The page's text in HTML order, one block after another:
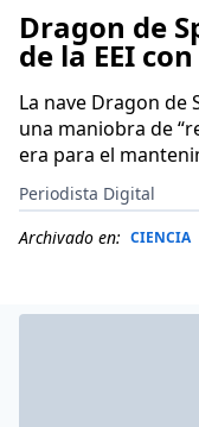
Dragon de
de la EEI
La nave Dragon de
una maniobra de
era para el
Periodista Digital
Archivado en: CIENCIA